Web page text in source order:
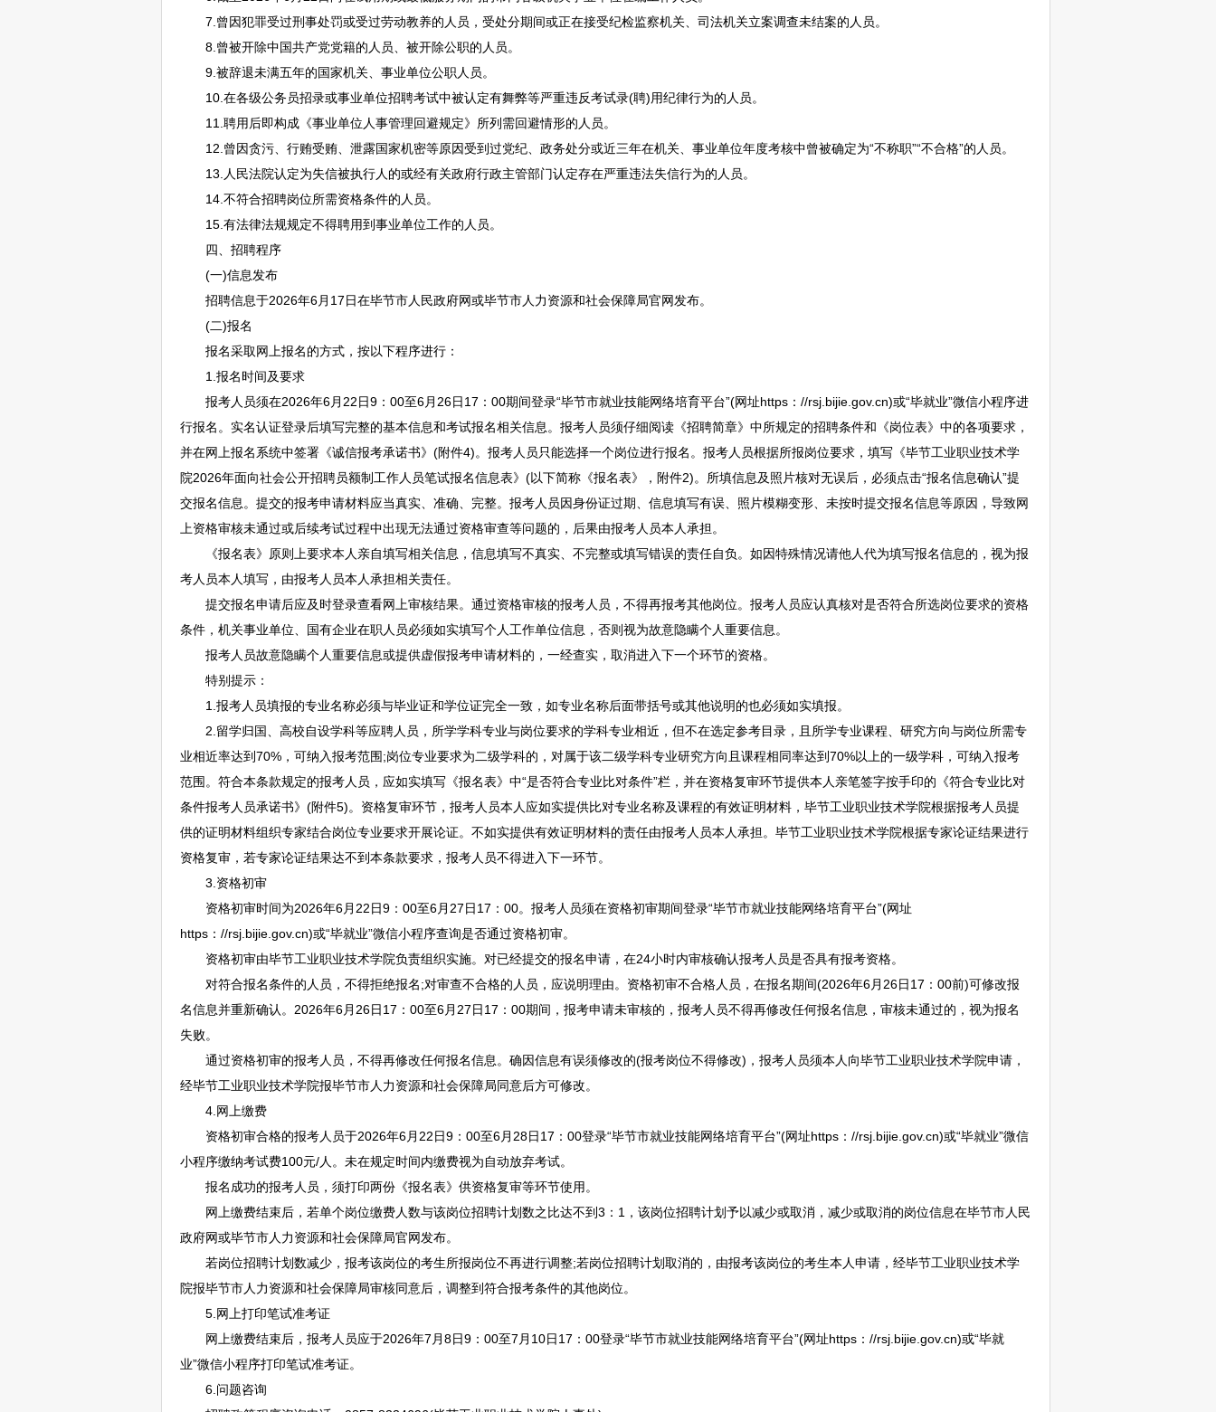
7.曾因犯罪受过刑事处罚或受过劳动教养的人员，受处分期间或正在接受纪检监察机关、司法机关立案调查未结案的人员。
8.曾被开除中国共产党党籍的人员、被开除公职的人员。
9.被辞退未满五年的国家机关、 事业单位公职人员。
10.在各级公务员招录或事业单位招聘考试中被认定有舞弊等严重违反考试录(聘)用纪律行为的人员。
11.聘用后即构成《事业单位 人事管理回避规定》所列需回避情形的人员。
12.曾因贪污、行贿受贿、泄露国家机密等原因受到过党纪、政务处分或近三年在机关、 事业单位年度考核中曾被确定为“不称职”“不合格”的人员。
13.人民法院认定为失信被执行人的或经有关政府行政主管部门认定存在严重违法失信行为的人员。
14.不符合招聘岗位所需资格条件的人员。
15.有法律法规规定不得聘用到事业单位工作的人员。
四、 招聘程序
(一)信息发布
招聘信息于2026年6月17日在毕节市人民政府网或毕节市人力资源和社会保障局官网发布。
(二)报名
报名采取网上报名的方式，按以下程序进行：
1.报名时间及要求
报考人员须在2026年6月22日9：00至6月26日17：00期间登录“毕节市就业技能网络培育平台”(网址https：//rsj.bijie.gov.cn)或“毕就业”微信小程序进
行报名。实名认证登录后填写完整的基本信息和考试报名相关信息。报考人员须仔细阅读《招聘简章》中所规定的招聘条件和《岗位表》中的各项要求，
并在网上报名系统中签署《诚信报考承诺书》(附件4)。报考人员只能选择一个岗位进行报名。报考人员根据所报岗位要求，填写《毕节工业职业技术学
院2026年面向社会公开招聘员额制工作人员笔试报名信息表》(以下简称《报名表》，附件2)。所填信息及照片核对无误后，必须点击“报名信息确认”提
交报名信息。提交的报考申请材料应当真实、准确、完整。报考人员因身份证过期、信息填写有误、照片模糊变形、未按时提交报名信息等原因，导致网
上资格审核未通过或后续考试过程中出现无法通过资格审查等问题的，后果由报考人员本人承担。
《报名表》原则上要求本人亲自填写相关信息，信息填写不真实、不完整或填写错误的责任自负。如因特殊情况请他人代为填写报名信息的，视为报
考人员本人填写，由报考人员本人承担相关责任。
提交报名申请后应及时登录查看网上审核结果。通过资格审核的报考人员，不得再报考其他岗位。报考人员应认真核对是否符合所选岗位要求的资格
条件，机关事业单位 、国有企业在职人员必须如实填写个人工作单位信息，否则视为故意隐瞒个人重要信息。
报考人员故意隐瞒个人重要信息或提供虚假报考申请材料的，一经查实，取消进入下一个环节的资格。
特别提示：
1.报考人员填报的专业名称必须与毕业证和学位证完全一致，如专业名称后面带括号或其他说明的也必须如实填报。
2.留学归国、高校自设学科等应聘人员，所学学科专业与岗位要求的学科专业相近，但不在选定参考目录，且所学专业课程、研究方向与岗位所需专
业相近率达到70%，可纳入报考范围;岗位专业要求为二级学科的，对属于该二级学科专业研究方向且课程相同率达到70%以上的一级学科，可纳入报考
范围。符合本条款规定的报考人员，应如实填写《报名表》中“是否符合专业比对条件”栏，并在资格复审环节提供本人亲笔签字按手印的《符合专业比对
条件报考人员承诺书》(附件5)。资格复审环节，报考人员本人应如实提供比对专业名称及课程的有效证明材料， 毕节工业职业技术学院根据报考人员提
供的证明材料组织专家结合岗位专业要求开展论证。不如实提供有效证明材料的责任由报考人员本人承担。 毕节工业职业技术学院根据专家论证结果进行
资格复审，若专家论证结果达不到本条款要求，报考人员不得进入下一环节。
3.资格初审
资格初审时间为2026年6月22日9：00至6月27日17：00。报考人员须在资格初审期间登录“毕节市就业技能网络培育平台”(网址
https：//rsj.bijie.gov.cn)或“毕就业”微信小程序查询是否通过资格初审。
资格初审由毕节工业职业技术学院负责组织实施。对已经提交的报名申请，在24小时内审核确认报考人员是否具有报考资格。
对符合报名条件的人员，不得拒绝报名;对审查不合格的人员，应说明理由。资格初审不合格人员，在报名期间(2026年6月26日17：00前)可修改报
名信息并重新确认。2026年6月26日17：00至6月27日17：00期间，报考申请未审核的，报考人员不得再修改任何报名信息，审核未通过的，视为报名
失败。
通过资格初审的报考人员，不得再修改任何报名信息。确因信息有误须修改的(报考岗位不得修改)，报考人员须本人向毕节工业职业技术学院申请，
经毕节工业职业技术学院报毕节市人力资源和社会保障局同意后方可修改。
4.网上缴费
资格初审合格的报考人员于2026年6月22日9：00至6月28日17：00登录“毕节市就业技能网络培育平台”(网址https：//rsj.bijie.gov.cn)或“毕就业”微信
小程序缴纳考试费100元/人。未在规定时间内缴费视为自动放弃考试。
报名成功的报考人员，须打印两份《报名表》供资格复审等环节使用。
网上缴费结束后，若单个岗位缴费人数与该岗位招聘计划数之比达不到3：1，该岗位招聘计划予以减少或取消，减少或取消的岗位信息在毕节市人民
政府网或毕节市人力资源和社会保障局官网发布。
若岗位招聘计划数减少，报考该岗位的考生所报岗位不再进行调整;若岗位招聘计划取消的，由报考该岗位的考生本人申请，经毕节工业职业技术学
院报毕节市人力资源和社会保障局审核同意后，调整到符合报考条件的其他岗位。
5.网上打印笔试准考证
网上缴费结束后，报考人员应于2026年7月8日9：00至7月10日17：00登录“毕节市就业技能网络培育平台”(网址https：//rsj.bijie.gov.cn)或“毕就
业”微信小程序打印笔试准考证。
6.问题咨询